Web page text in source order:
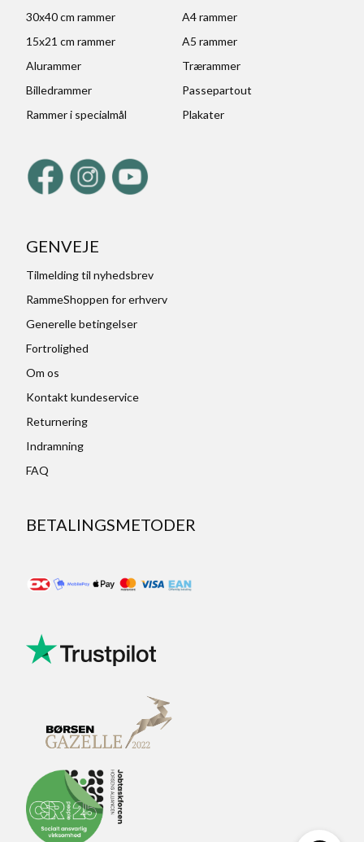
30x40 cm rammer
A4 rammer
15x21 cm rammer
A5 rammer
Alurammer
Trærammer
Billedrammer
Passepartout
Rammer i specialmål
Plakater
GENVEJE
Tilmelding til nyhedsbrev
RammeShoppen for erhverv
Generelle betingelser
Fortrolighed
Om os
Kontakt kundeservice
Returnering
Indramning
FAQ
BETALINGSMETODER